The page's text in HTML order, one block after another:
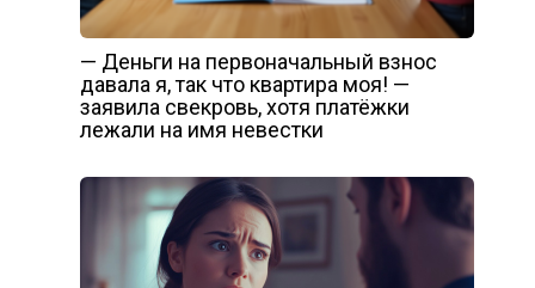
— Деньги на первоначальный взнос
давала я, так что квартира моя! —
заявила свекровь, хотя платёжки
лежали на имя невестки